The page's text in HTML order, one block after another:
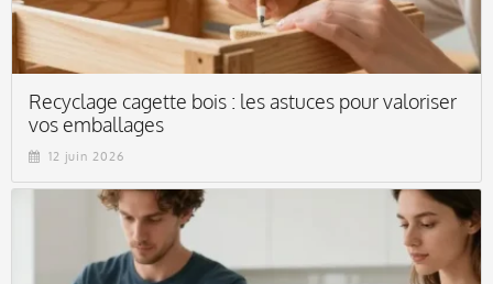
Recyclage cagette bois : les astuces pour valoriser
vos emballages
12 juin 2026